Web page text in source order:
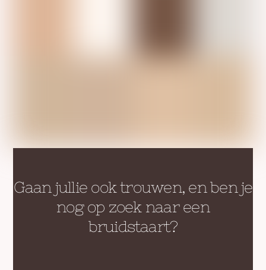
Gaan jullie ook trouwen, en ben je
nog op zoek naar een
bruidstaart?